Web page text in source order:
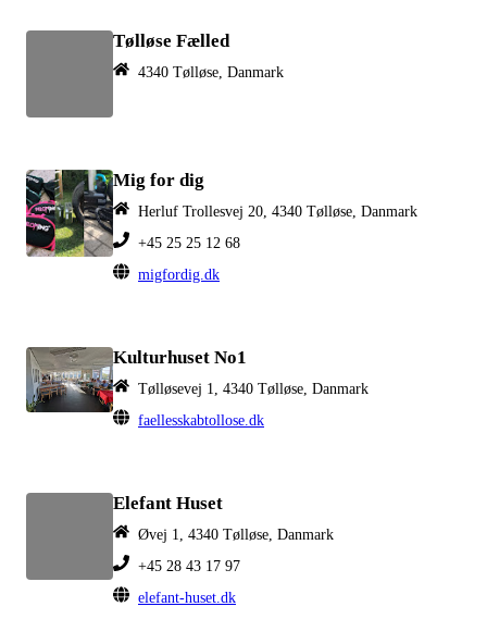
Tølløse Fælled
4340 Tølløse, Danmark
Mig for dig
Herluf Trollesvej 20, 4340 Tølløse, Danmark
+45 25 25 12 68
migfordig.dk
Kulturhuset No1
Tølløsevej 1, 4340 Tølløse, Danmark
faellesskabtollose.dk
Elefant Huset
Øvej 1, 4340 Tølløse, Danmark
+45 28 43 17 97
elefant-huset.dk